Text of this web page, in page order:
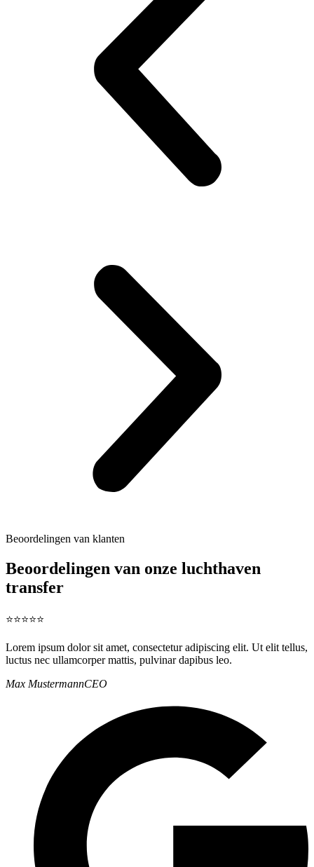
Beoordelingen van klanten
Beoordelingen van onze luchthaven
transfer
⭐⭐⭐⭐⭐
Lorem ipsum dolor sit amet, consectetur adipiscing elit. Ut elit tellus,
luctus nec ullamcorper mattis, pulvinar dapibus leo.
Max MustermannCEO